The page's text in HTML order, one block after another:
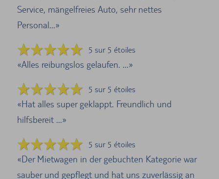
Service, mängelfreies Auto, sehr nettes
Personal...
5 sur 5 étoiles
Alles reibungslos gelaufen. ...
5 sur 5 étoiles
Hat alles super geklappt. Freundlich und
hilfsbereit ...
5 sur 5 étoiles
Der Mietwagen in der gebuchten Kategorie war
sauber und gepflegt und hat uns zuverlässig an